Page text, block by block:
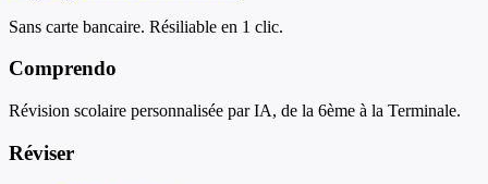
Sans carte bancaire. Résiliable en 1 clic.
Comprendo
Révision scolaire personnalisée par IA, de la 6ème à la Terminale.
Réviser